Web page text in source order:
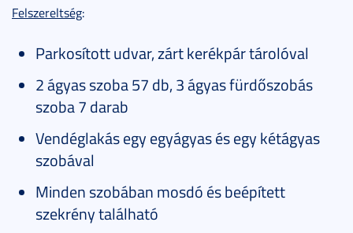
Felszereltség:
Parkosított udvar, zárt kerékpár tárolóval
2 ágyas szoba 57 db, 3 ágyas fürdőszobás
szoba 7 darab
Vendéglakás egy egyágyas és egy kétágyas
szobával
Minden szobában mosdó és beépített
szekrény található